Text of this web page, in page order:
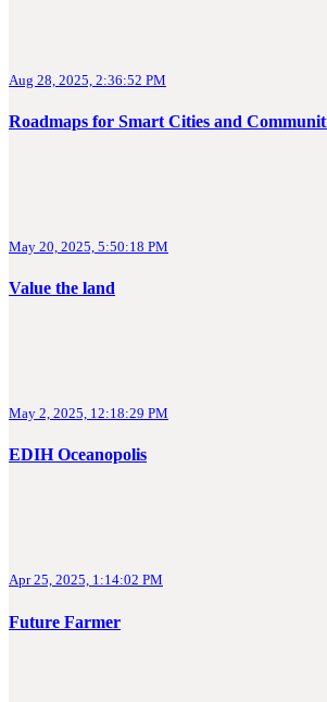
Aug 28, 2025, 2:36:52 PM
Roadmaps for Smart Cities and
May 20, 2025, 5:50:18 PM
Value the land
May 2, 2025, 12:18:29 PM
EDIH Oceanopolis
Apr 25, 2025, 1:14:02 PM
Future Farmer